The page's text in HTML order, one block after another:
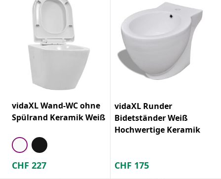
vidaXL Wand-WC ohne
Spülrand Keramik Weiß
CHF 227
vidaXL Runder
Bidetständer Weiß
Hochwertige Keramik
CHF 175